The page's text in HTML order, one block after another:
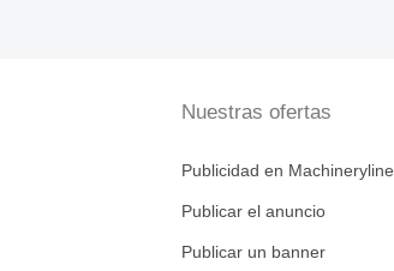
Nuestras ofertas
Publicidad en Machineryline
Publicar el anuncio
Publicar un banner